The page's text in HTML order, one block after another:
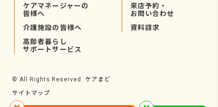
ケアマネージャーの
皆様へ
介護施設の皆様へ
高齢者暮らし
サポートサービス
来店予約・
お問い合わせ
資料請求
© All Rights Reserved. ケアまど
サイトマップ